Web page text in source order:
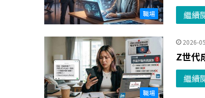
職場 繼續
職場
2026-
Z世代
繼續